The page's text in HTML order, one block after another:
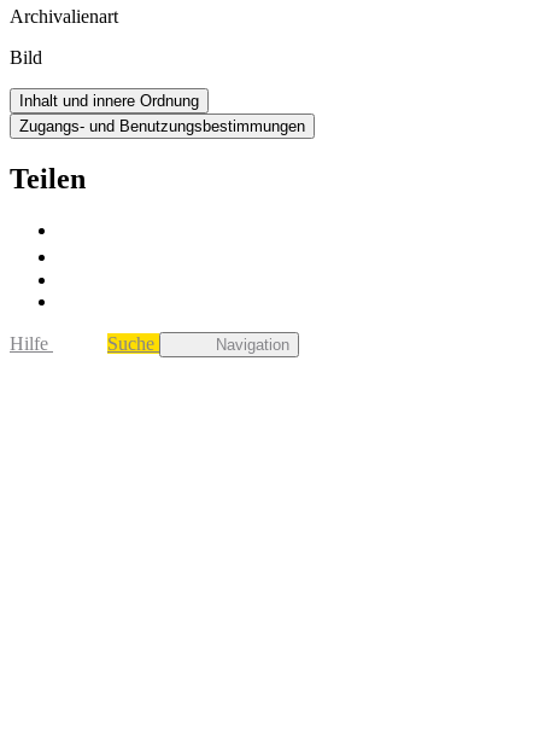
Archivalienart
Bild
Inhalt und innere Ordnung
Zugangs- und Benutzungsbestimmungen
Teilen
Hilfe Suche Navigation